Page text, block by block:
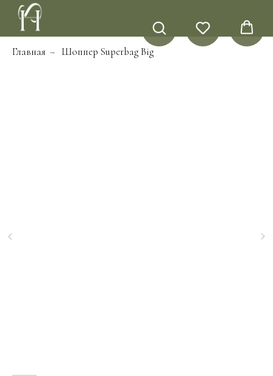
Главная → Шоппер Superbag Big